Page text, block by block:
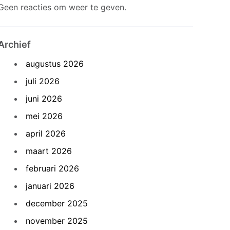
reacties om weer te geven.
augustus 2026
juli 2026
juni 2026
mei 2026
april 2026
maart 2026
februari 2026
januari 2026
december 2025
november 2025